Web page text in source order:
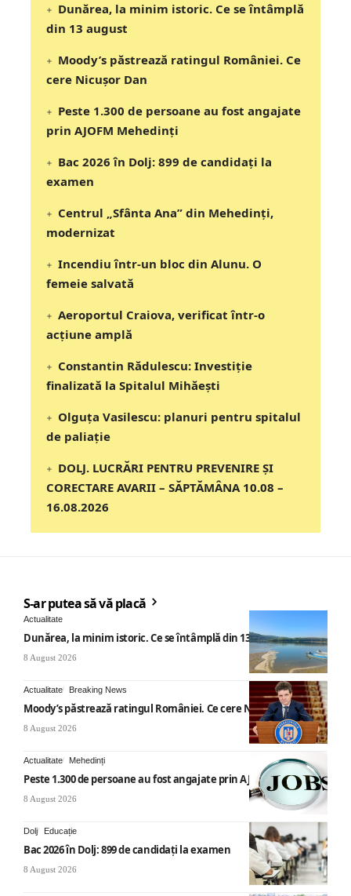
Dunărea, la minim istoric. Ce se întâmplă
din 13 august
Moody’s păstrează ratingul României. Ce
cere Nicușor Dan
Peste 1.300 de persoane au fost angajate
prin AJOFM Mehedinți
Bac 2026 în Dolj: 899 de candidați la
examen
Centrul „Sfânta Ana” din Mehedinți,
modernizat
Incendiu într-un bloc din Alunu. O
femeie salvată
Aeroportul Craiova, verificat într-o
acțiune amplă
Constantin Rădulescu: Investiție
finalizată la Spitalul Mihăești
Olguța Vasilescu: planuri pentru spitalul
de paliație
DOLJ. LUCRĂRI PENTRU PREVENIRE ȘI
CORECTARE AVARII – SĂPTĂMÂNA 10.08 –
16.08.2026
S-ar putea să vă placă
Actualitate
Dunărea, la minim istoric. Ce se întâmplă din 13 august
8 August 2026
Actualitate Breaking News
Moody’s păstrează ratingul României. Ce cere Nicușor Dan
8 August 2026
Actualitate Mehedinți
Peste 1.300 de persoane au fost angajate prin AJOFM Mehedinți
8 August 2026
Dolj Educație
Bac 2026 în Dolj: 899 de candidați la examen
8 August 2026